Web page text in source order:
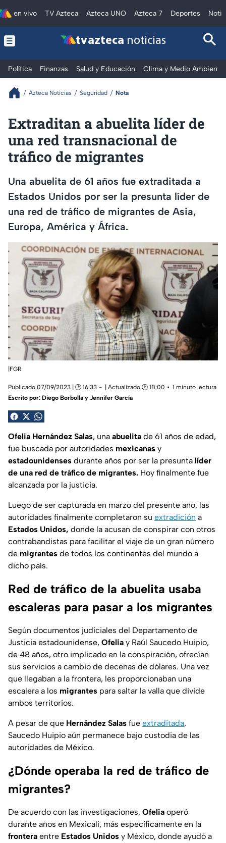
en vivo TV Azteca Azteca UNO Azteca 7 Deportes
tv azteca noticias
Política Finanzas Salud y Educación Clima y Medio Ambiente
Azteca Noticias Seguridad Nota
Extraditan a abuelita líder de
una red transnacional de
tráfico de migrantes
Una abuelita de 61 años fue extraditada a
Estados Unidos por ser la presunta líder de
una red de tráfico de migrantes de Asia,
Europa, América y África.
|FGR
Publicado 07/09/2023 | 🕑 16:33 | Actualizado 🕑 18:00
1 minuto lectura
Escrito por: Diego Borbolla y Jennifer García
Ofelia Hernández Salas, una abuelita de 61 años de edad,
fue buscada por autoridades mexicanas y
estadounidenses durante años por ser la presunta líder
de una red de tráfico de migrantes. Hoy finalmente fue
alcanzada por la justicia.
Luego de ser capturada en marzo del presente año, las
autoridades finalmente completaron su extradición a
Estados Unidos, donde la acusan de conspirar con otros
contrabandistas para facilitar el viaje de un gran número
de migrantes de todos los continentes del mundo a
dicho país.
Red de tráfico de la abuelita usaba
escaleras para pasar a los migrantes
Según documentos judiciales del Departamento de
Justicia estadounidense, Ofelia y Raúl Saucedo Huipio,
de 48 años, otro implicado en la conspiración, ofrecían
sus servicios a cambio de decenas de dólares. Una vez
que llegaban a la frontera, les proporcionaban una
escalera a los migrantes para saltar la valla que divide
ambos territorios.
A pesar de que Hernández Salas fue extraditada,
Saucedo Huipio aún permanece bajo custodia de las
autoridades de México.
¿Dónde operaba la red de tráfico de
migrantes?
De acuerdo con las investigaciones, Ofelia operó
durante años en Mexicali, más específicamente en la
frontera entre Estados Unidos y México, donde ayudó a